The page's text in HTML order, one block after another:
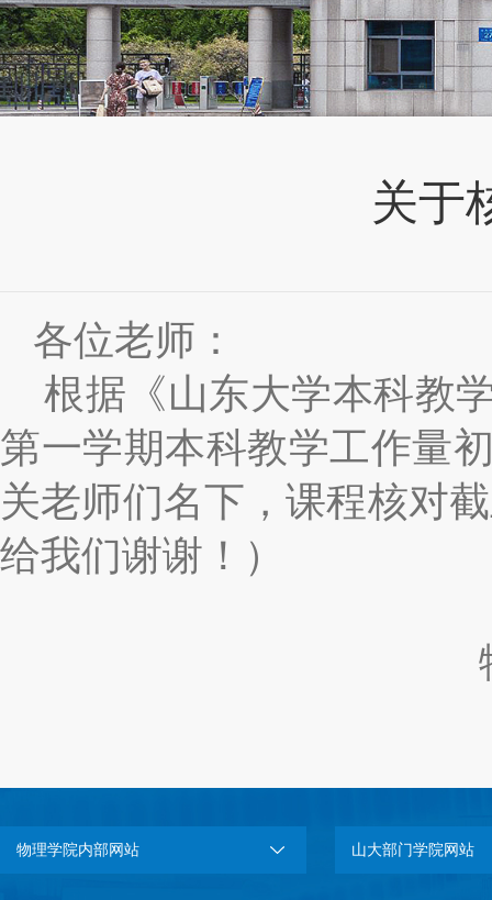
关于
各位老师：
根据《山东大学本科教
第一学期本科教学工作量
关老师们名下，课程核对
给我们谢谢！）
物理学院
物理学院内部网站 山大部门学院网站